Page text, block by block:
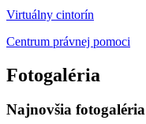
Virtuálny cintorín
Centrum právnej pomoci
Fotogaléria
Najnovšia fotogaléria